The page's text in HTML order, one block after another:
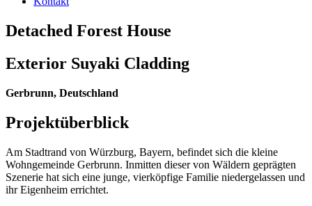
Detached Forest House
Exterior Suyaki Cladding
Gerbrunn, Deutschland
Projektüberblick
Am Stadtrand von Würzburg, Bayern, befindet sich die kleine
Wohngemeinde Gerbrunn. Inmitten dieser von Wäldern geprägten
Szenerie hat sich eine junge, vierköpfige Familie niedergelassen und
ihr Eigenheim errichtet.